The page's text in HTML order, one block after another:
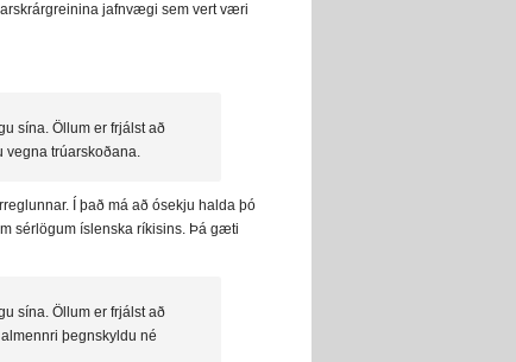
jafnvægi sem vert væri
sína. Öllum er frjálst að
vegna trúarskoðana.
Í það má að ósekju halda þó
sérlögum íslenska ríkisins. Þá gæti
sína. Öllum er frjálst að
þegnskyldu né